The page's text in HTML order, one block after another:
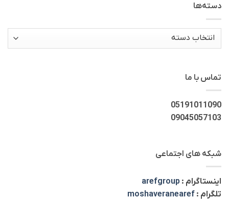
دسته‌ها
دسته‌ها
تماس با ما
05191011090
09045057103
شبکه های اجتماعی
اینستاگرام : arefgroup
تلگرام : moshaveranearef